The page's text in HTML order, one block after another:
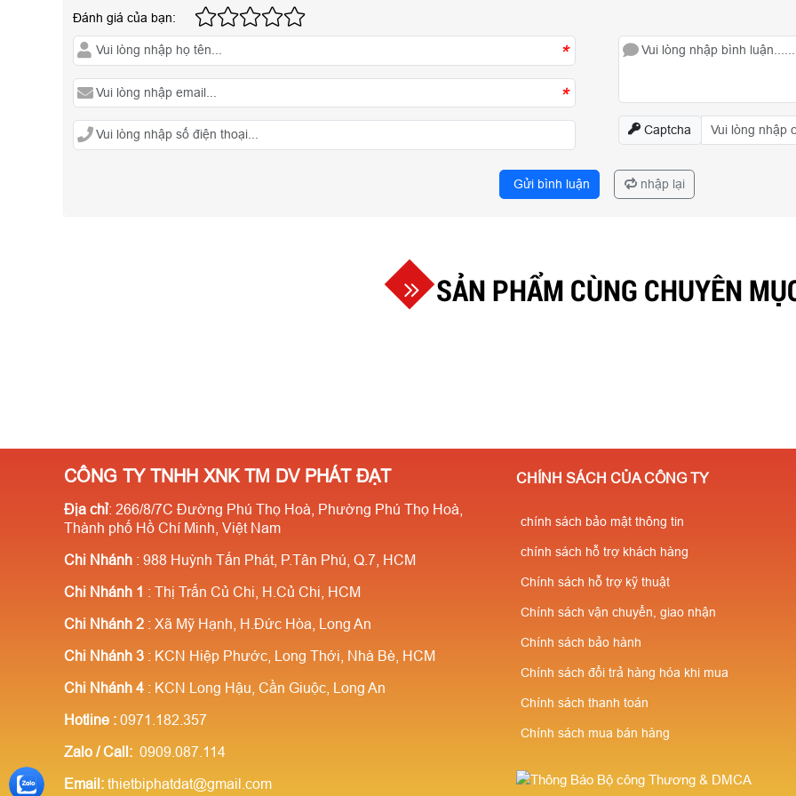
Đánh giá của bạn:
*
*
Captcha
Gửi bình luận nhập lại
SẢN PHẨM CÙNG CHUYÊN
CÔNG TY TNHH XNK TM DV PHÁT ĐẠT
Địa chỉ: 266/8/7C Đường Phú Thọ Hoà, Phường Phú Thọ Hoà,
Thành phố Hồ Chí Minh, Việt Nam
Chi Nhánh : 988 Huỳnh Tấn Phát, P.Tân Phú, Q.7, HCM
Chi Nhánh 1 : Thị Trấn Củ Chi, H.Củ Chi, HCM
Chi Nhánh 2 : Xã Mỹ Hạnh, H.Đức Hòa, Long An
Chi Nhánh 3 : KCN Hiệp Phước, Long Thới, Nhà Bè, HCM
Chi Nhánh 4 : KCN Long Hậu, Cần Giuộc, Long An
Hotline : 0971.182.357
Zalo / Call: 0909.087.114
Email: thietbiphatdat@gmail.com
CHÍNH SÁCH CỦA CÔNG TY
chính sách bảo mật thông tin
chính sách hỗ trợ khách hàng
Chính sách hỗ trợ kỹ thuật
Chính sách vận chuyển, giao nhận
Chính sách bảo hành
Chính sách đổi trả hàng hóa khi mua
Chính sách thanh toán
Chính sách mua bán hàng